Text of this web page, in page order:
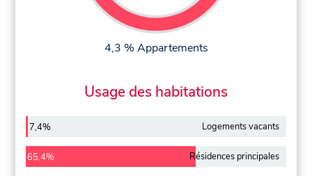
4,3 % Appartements
Usage des habitations
7,4% Logements vacants
65,4% Résidences principales